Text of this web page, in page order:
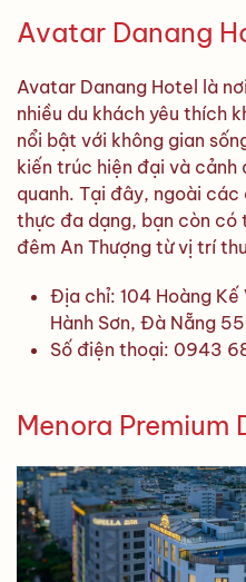
Avatar Danang
Avatar Danang Hotel là
nhiều du khách yêu thích
nổi bật với không gian
kiến trúc hiện đại và cảnh
quanh. Tại đây, ngoài các
thực đa dạng, bạn còn có
đêm An Thượng từ vị trí
Địa chỉ: 104 Hoàng Kế
Hành Sơn, Đà Nẵng
Số điện thoại: 0943
Menora Premium